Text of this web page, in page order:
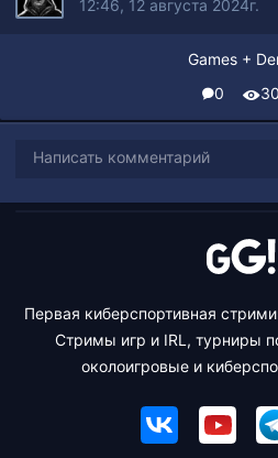
12:46, 12 августа 2024г.
Games +
0
Написать комментарий
Первая киберспортивная
Стримы игр и IRL, турниры
околоигровые и